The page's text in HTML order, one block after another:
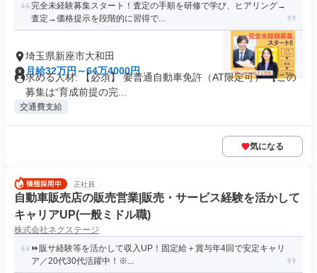
完全未経験募集スタート！査定の手順を研修で学び、ヒアリング→
査定→価格提示を段階的に習得で...
埼玉県新座市大和田
月給32万円～64万4000円
求める人材: 【必須】 要普通自動車免許（AT限定可） 【この
募集は“育成前提の完...
交通費支給
気になる
正社員
自動車販売店の販売営業|販売・サービス経験を活かして
キャリアUP(一般ミドル職)
株式会社ネクステージ
⏩️販サ経験等を活かして収入UP！固定給＋賞与年4回で安定キャリ
ア／20代30代活躍中！※...